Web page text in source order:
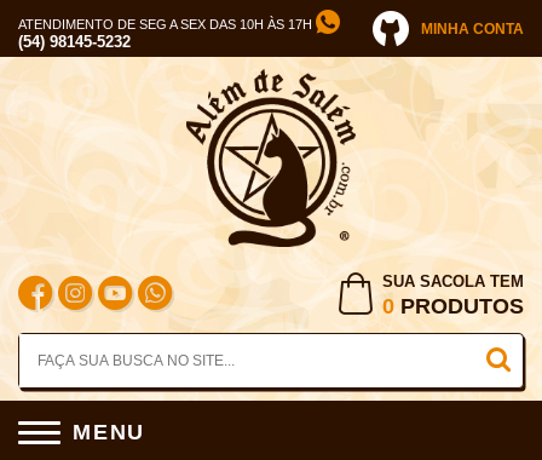
ATENDIMENTO DE SEG A SEX DAS 10H ÀS 17H
(54) 98145-5232
MINHA CONTA
SUA SACOLA TEM
0 PRODUTOS
MENU